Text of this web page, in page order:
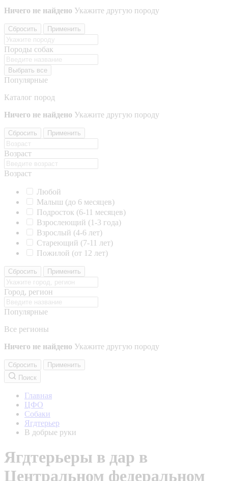
Ничего не найдено Укажите другую породу
Сбросить Применить
Породы собак
Выбрать все
Популярные
Каталог пород
Ничего не найдено Укажите другую породу
Сбросить Применить
Возраст
Возраст
Любой
Малыш (до 6 месяцев)
Подросток (6-11 месяцев)
Взрослеющий (1-3 года)
Взрослый (4-6 лет)
Стареющий (7-11 лет)
Пожилой (от 12 лет)
Сбросить Применить
Город, регион
Популярные
Все регионы
Ничего не найдено Укажите другую породу
Сбросить
Применить
Поиск
Главная
ЦФО
Собаки
Ягдтерьер
В добрые руки
Ягдтерьеры в дар в
Центральном федеральном